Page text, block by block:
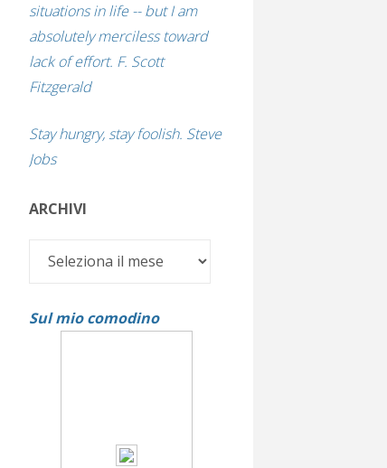
situations in life -- but I am
absolutely merciless toward
lack of effort. F. Scott
Fitzgerald
Stay hungry, stay foolish. Steve
Jobs
ARCHIVI
Archivi
Sul mio comodino